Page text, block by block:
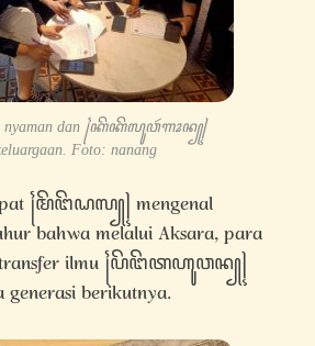
nyaman dan ꧌ꦏꦼꦏꦼꦭꦸꦮꦂꦒꦴꦤ꧀꧍
Foto: nanang
꧌ꦩꦼꦔꦼꦝꦭ꧀꧍ mengenal
bahwa melalui Aksara, para
ilmu ꧌ꦥꦼꦔꦼꦠꦲꦸꦮꦤ꧀꧍
berikutnya.